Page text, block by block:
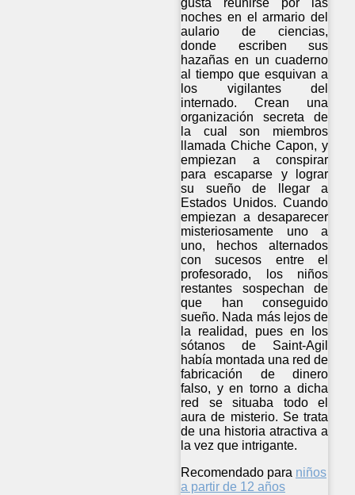
noches en el armario del
aulario de ciencias,
donde escriben sus
hazañas en un cuaderno
al tiempo que esquivan a
los vigilantes del
internado. Crean una
organización secreta de
la cual son miembros
llamada Chiche Capon, y
empiezan a conspirar
para escaparse y lograr
su sueño de llegar a
Estados Unidos. Cuando
empiezan a desaparecer
misteriosamente uno a
uno, hechos alternados
con sucesos entre el
profesorado, los niños
restantes sospechan de
que han conseguido
sueño. Nada más lejos de
la realidad, pues en los
sótanos de Saint-Agil
había montada una red de
fabricación de dinero
falso, y en torno a dicha
red se situaba todo el
aura de misterio. Se trata
de una historia atractiva a
la vez que intrigante.
Recomendado para niños
a partir de 12 años